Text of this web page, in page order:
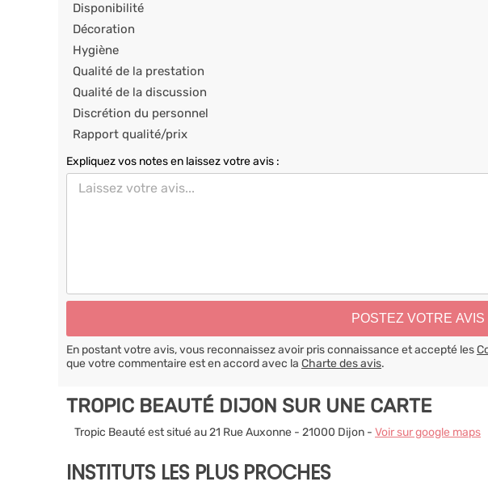
Disponibilité
Décoration
Hygiène
Qualité de la prestation
Qualité de la discussion
Discrétion du personnel
Rapport qualité/prix
Expliquez vos notes en laissez votre avis :
En postant votre avis, vous reconnaissez avoir pris connaissance et accepté les
que votre commentaire est en accord avec la Charte des avis.
TROPIC BEAUTÉ DIJON SUR UNE CARTE
Tropic Beauté est situé au 21 Rue Auxonne - 21000 Dijon - Voir sur google maps
INSTITUTS LES PLUS PROCHES